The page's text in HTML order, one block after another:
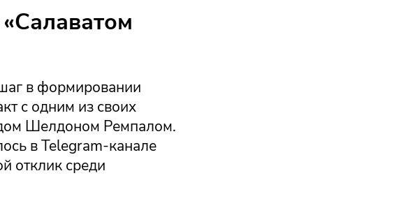
в формировании
с одним из своих
Шелдоном Ремпалом.
в Telegram-канале
отклик среди